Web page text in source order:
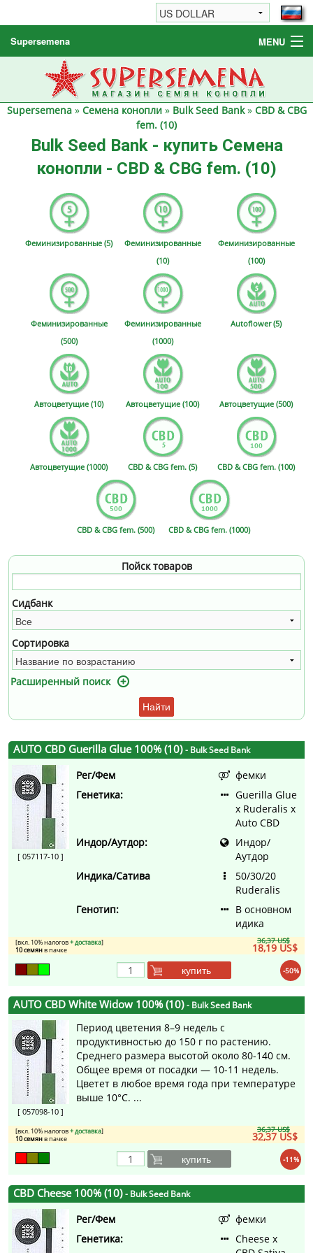
Supersemena MENU
Семена конопли
Другие товары
Supersemena» Семена конопли» Bulk Seed Bank» CBD & CBG
fem. (10)
Bulk Seed Bank - купить Семена
конопли - CBD & CBG fem. (10)
Феминизированные (5)
Феминизированные
(10)
Феминизированные
(100)
Феминизированные
(500)
Феминизированные
(1000)
Autoflower (5)
Автоцветущие (10) Автоцветущие (100) Автоцветущие (500)
Автоцветущие (1000) CBD & CBG fem. (5) CBD & CBG fem. (100)
CBD & CBG fem. (500) CBD & CBG fem. (1000)
Пойск товаров
Сидбанк
Сортировка
Расширенный поиск
Найти
AUTO CBD Guerilla Glue 100% (10)- Bulk Seed Bank
[ 057117-10 ]
Рег/Фем
фемки
Генетика:
Guerilla Glue
x Ruderalis x
Auto CBD
Индор/Аутдор:
Индор/
Аутдор
Индика/Сатива
50/30/20
Ruderalis
Генотип:
В основном
идика
36,37 US$
18,19 US$
[вкл. 10% налогов+ доставка]
10 семянв пачке
-50%
купить
AUTO CBD White Widow 100% (10)- Bulk Seed Bank
[ 057098-10 ]
Период цветения 8–9 недель с
продуктивностью до 150 г по растению.
Среднего размера высотой около 80-140 см.
Общее время от посадки — 10-11 недель.
Цветет в любое время года при температуре
выше 10°C. ...
36,37 US$
32,37 US$
[вкл. 10% налогов+ доставка]
10 семянв пачке
-11%
купить
CBD Cheese 100% (10)- Bulk Seed Bank
Рег/Фем
фемки
Генетика:
Cheese x